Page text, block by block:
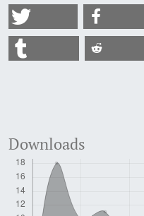
Downloads